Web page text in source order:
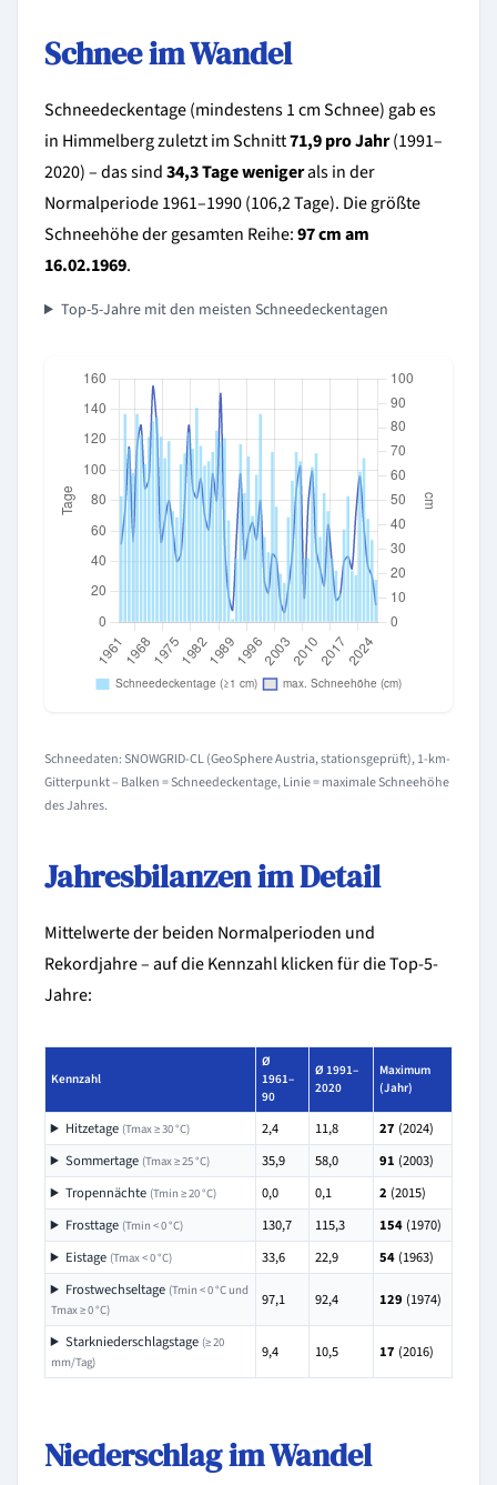
Schnee im Wandel
Schneedeckentage (mindestens 1 cm Schnee) gab es
in Himmelberg zuletzt im Schnitt71,9 pro Jahr(1991–
2020) – das sind34,3 Tage wenigerals in der
Normalperiode 1961–1990 (106,2 Tage). Die größte
Schneehöhe der gesamten Reihe:97 cm am
16.02.1969.
Top-5-Jahre mit den meisten Schneedeckentagen
Schneedaten: SNOWGRID-CL (GeoSphere Austria, stationsgeprüft), 1-km-
Gitterpunkt – Balken = Schneedeckentage, Linie = maximale Schneehöhe
des Jahres.
Jahresbilanzen im Detail
Mittelwerte der beiden Normalperioden und
Rekordjahre – auf die Kennzahl klicken für die Top-5-
Jahre:
Kennzahl
Ø
1961–
90
Ø 1991–
2020
Maximum
(Jahr)
Hitzetage (Tmax ≥ 30 °C) 2,4 11,8 27 (2024)
Sommertage (Tmax ≥ 25 °C) 35,9 58,0 91 (2003)
Tropennächte (Tmin ≥ 20 °C) 0,0 0,1 2 (2015)
Frosttage (Tmin < 0 °C) 130,7 115,3 154(1970)
Eistage (Tmax < 0 °C) 33,6 22,9 54(1963)
Frostwechseltage (Tmin < 0 °C und
Tmax ≥ 0 °C)
97,1 92,4 129 (1974)
Starkniederschlagstage (≥ 20
mm/Tag)
9,4 10,5 17 (2016)
Niederschlag im Wandel